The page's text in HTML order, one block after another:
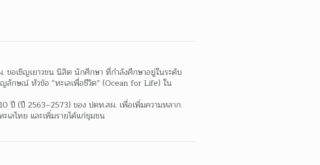
ขอเชิญเยาวชน นิสิต นักศึกษา ที่กำลังศึกษาอยู่ในระดับ
ลักษณ์ หัวข้อ “ทะเลเพื่อชีวิต” (Ocean for Life) ใน
ปี (ปี 2563–2573) ของ ปตท.สผ. เพื่อเพิ่มความหลาก
ลไทย และเพิ่มรายได้แก่ชุมชน